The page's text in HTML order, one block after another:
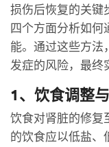
损伤后恢复的关键
四个方面分析如何
能。通过这些方法
发症的风险，最终
1、饮食调整
饮食对肾脏的修复
的饮食应以低盐、